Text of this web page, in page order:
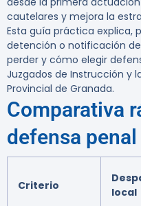
cautelares y mejora la
Esta guía práctica explica,
detención o notificación
perder y cómo elegir
Juzgados de Instrucción y
Provincial de Granada.
Comparativa
defensa penal
Criterio
local